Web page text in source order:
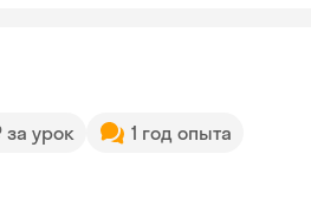
за урок 1 год опыта